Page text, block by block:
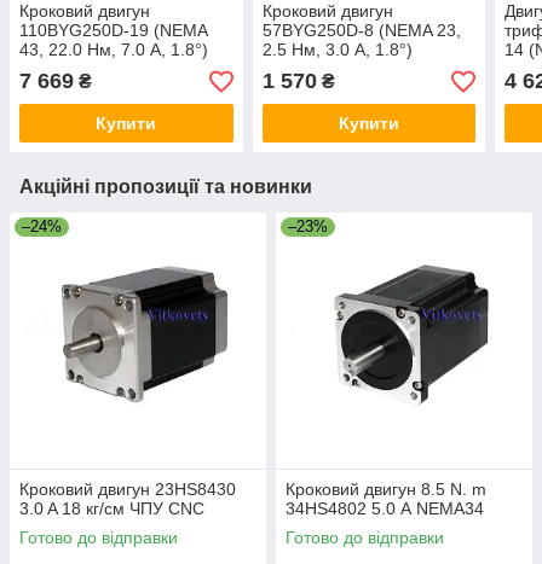
Кроковий двигун
110BYG250D-19 (NEMA
43, 22.0 Нм, 7.0 А, 1.8°)
7 669 ₴
Купити
Кроковий двигун
57BYG250D-8 (NEMA 23,
2.5 Нм, 3.0 А, 1.8°)
1 570₴
Купити
14
А,
4
Акційні пропозиції та новинки
–24%
Кроковий двигун 23HS8430
3.0 A 18 кг/см ЧПУ CNC
Готово до відправки
–23%
Кроковий двигун 8.5 N. m
34HS4802 5.0 А NEMA34
Готово до відправки